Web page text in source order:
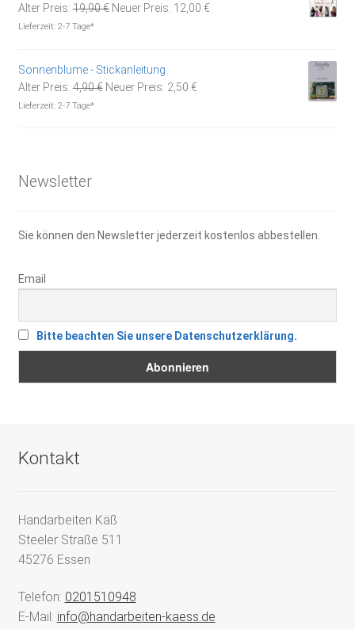
Alter Preis: 19,90€ Ursprünglicher
Neuer Preis: 12,00 €Aktueller
Lieferzeit: 2-7 Tage*
Sonnenblume - Stickanleitung
Alter Preis: 4,90€ Ursprünglicher
Neuer Preis: 2,50 €Aktueller
Lieferzeit: 2-7 Tage*
Newsletter
Sie können den Newsletter jederzeit kostenlos abbestellen.
Email
Bitte beachten Sie unsere Datenschutzerklärung.
Kontakt
Handarbeiten Käß
Steeler Straße 511
45276 Essen
Telefon: 0201510948
E-Mail: info@handarbeiten-kaess.de